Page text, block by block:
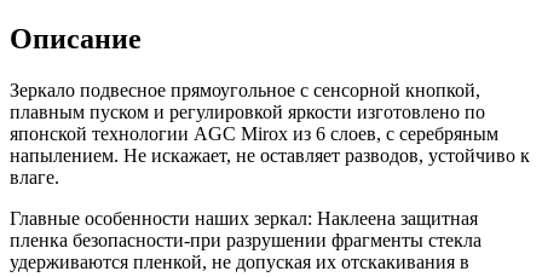
см
с
подсветкой
3000
К
рисунок
1
с
сенсорной
кнопкой
Описание
Зеркало подвесное прямоугольное с сенсорной кнопкой,
плавным пуском и регулировкой яркости изготовлено по
японской технологии AGC Mirox из 6 слоев, с серебряным
напылением. Не искажает, не оставляет разводов, устойчиво к
влаге.
Главные особенности наших зеркал: Наклеена защитная
пленка безопасности-при разрушении фрагменты стекла
удерживаются пленкой, не допуская их отскакивания в